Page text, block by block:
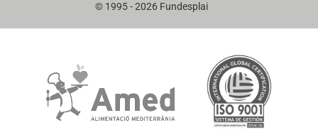
© 1995 - 2026 Fundesplai